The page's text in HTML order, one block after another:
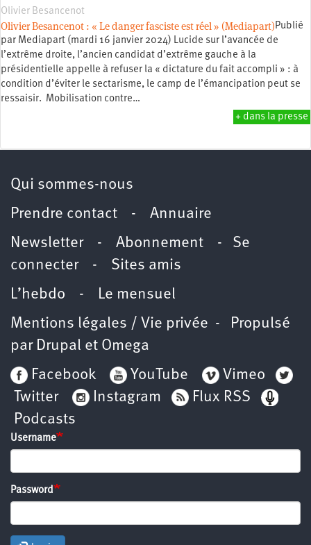
Olivier Besancenot
Olivier Besancenot : « Le danger fasciste est réel » (Mediapart)Publié
par Mediapart (mardi 16 janvier 2024) Lucide sur l’avancée de
l’extrême droite, l’ancien candidat d’extrême gauche à la
présidentielle appelle à refuser la « dictature du fait accompli » : à
condition d’éviter le sectarisme, le camp de l’émancipation peut se
ressaisir. Mobilisation contre…
+ dans la presse
Qui sommes-nous
Prendre contact - Annuaire
Newsletter - Abonnement - Se
connecter- Sites amis
L’hebdo - Le mensuel
Mentions légales / Vie privée - Propulsé
par Drupal et Omega
Facebook
YouTube
Vimeo
Twitter
Instagram
Flux RSS
Podcasts
Username
Password